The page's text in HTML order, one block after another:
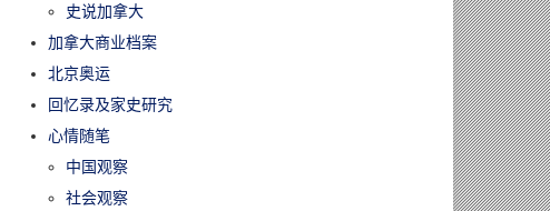
史说加拿大
加拿大商业档案
北京奥运
回忆录及家史研究
心情随笔
中国观察
社会观察